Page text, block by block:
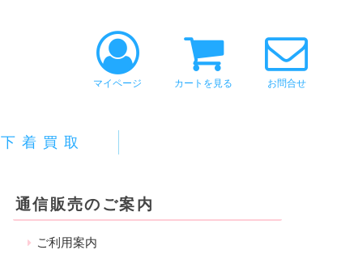
マイページ カートを見る お問合せ
下着買取
通信販売のご案内
ご利用案内